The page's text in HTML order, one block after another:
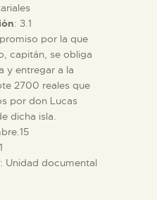
: 3.1
por la que
capitán, se obliga
y entregar a la
2700 reales que
por don Lucas
dicha isla.
: Unidad documental